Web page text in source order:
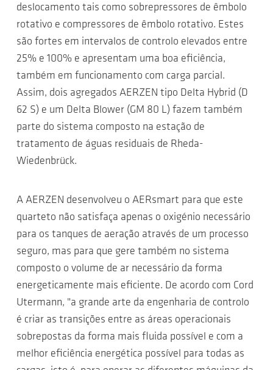
deslocamento tais como sobrepressores de êmbolo
rotativo e compressores de êmbolo rotativo. Estes
são fortes em intervalos de controlo elevados entre
25% e 100% e apresentam uma boa eficiência,
também em funcionamento com carga parcial.
Assim, dois agregados AERZEN tipo Delta Hybrid (D
62 S) e um Delta Blower (GM 80 L) fazem também
parte do sistema composto na estação de
tratamento de águas residuais de Rheda-
Wiedenbrück.
A AERZEN desenvolveu o AERsmart para que este
quarteto não satisfaça apenas o oxigénio necessário
para os tanques de aeração através de um processo
seguro, mas para que gere também no sistema
composto o volume de ar necessário da forma
energeticamente mais eficiente. De acordo com Cord
Utermann, "a grande arte da engenharia de controlo
é criar as transições entre as áreas operacionais
sobrepostas da forma mais fluida possível e com a
melhor eficiência energética possível para todas as